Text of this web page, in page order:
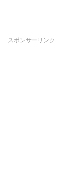
スポンサーリンク